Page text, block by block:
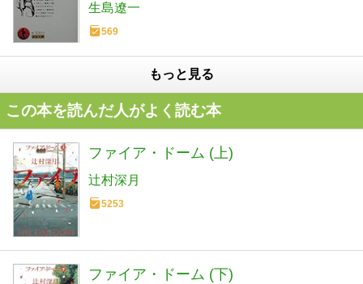
生島遼一
569
もっと見る
この本を読んだ人がよく読む本
ファイア・ドーム (上)
辻村深月
5253
ファイア・ドーム (下)